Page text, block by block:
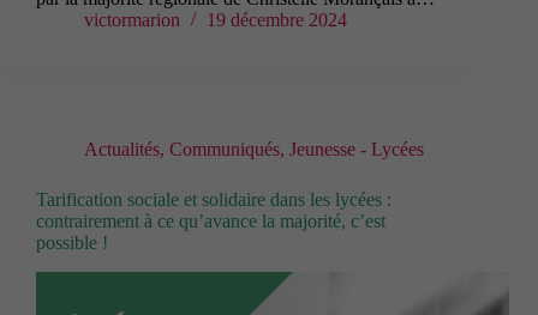
victormarion
19 décembre 2024
Actualités, Communiqués, Jeunesse - Lycées
Tarification sociale et solidaire dans les lycées :
contrairement à ce qu’avance la majorité, c’est
possible !